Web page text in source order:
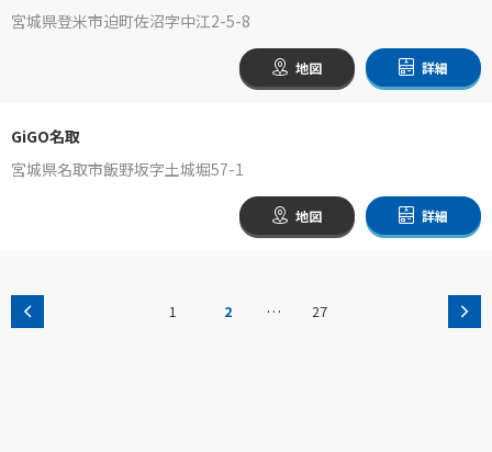
宮城県登米市迫町佐沼字中江2-5-8
地図 詳細
GiGO名取
宮城県名取市飯野坂字土城堀57-1
地図 詳細
1 2 … 27